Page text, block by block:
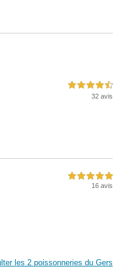
4,5 étoiles sur 5
32 avis
5,0 étoiles sur 5
16 avis
les 2 poissonneries du Gers